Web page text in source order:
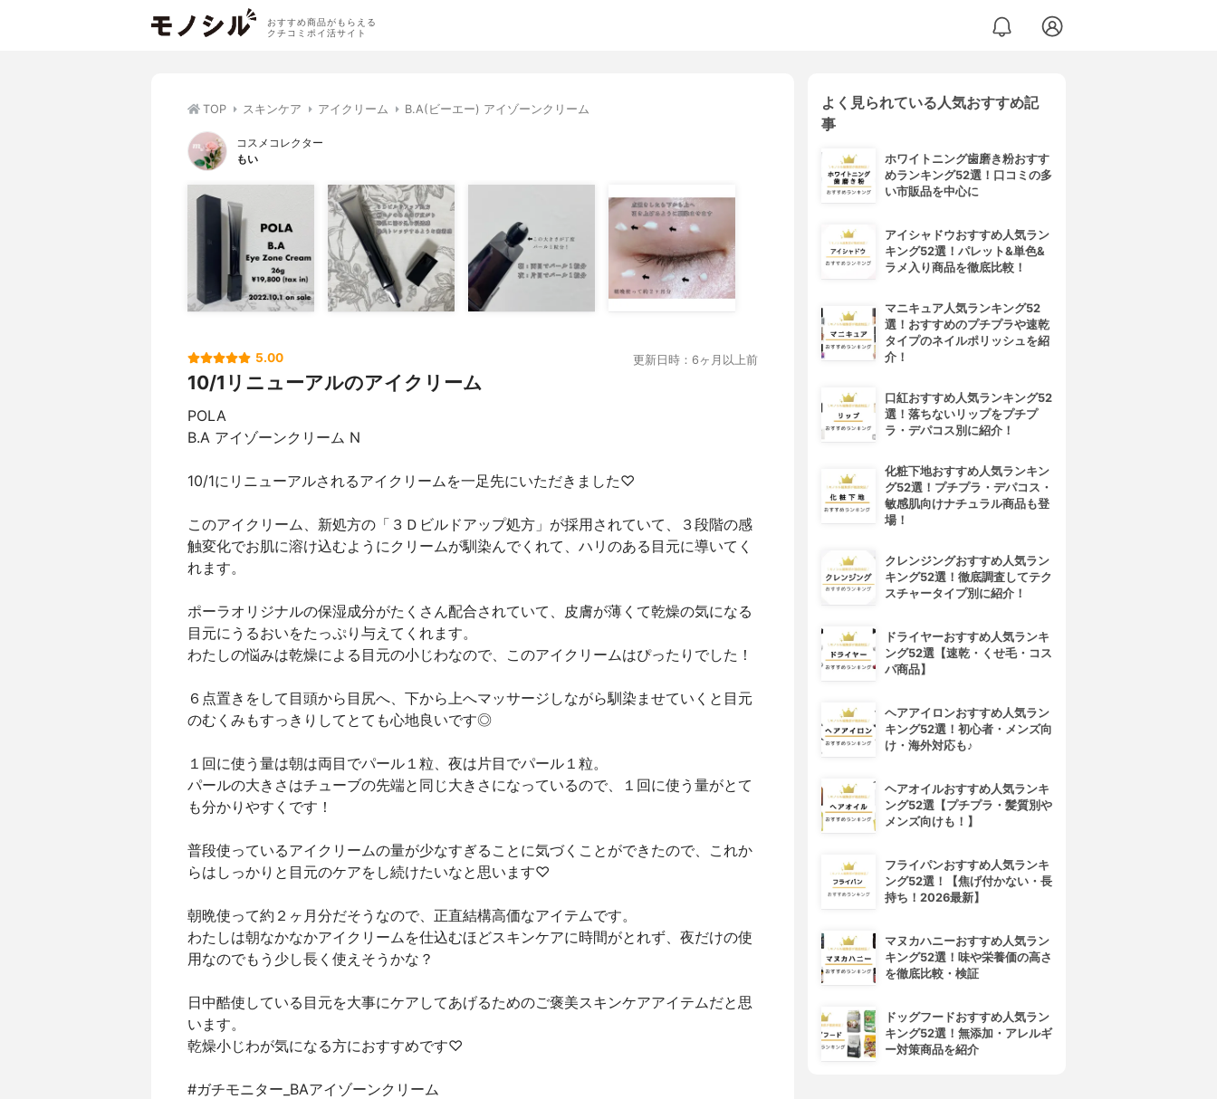
おすすめ商品がもらえる
クチコミポイ活サイト
TOP スキンケア アイクリーム B.A(ビーエー) アイゾーンクリーム
コスメコレクター
もい
5.00 更新日時：6ヶ月以上前
10/1リニューアルのアイクリーム
POLA
B.A アイゾーンクリーム N
10/1にリニューアルされるアイクリームを一足先にいただきました♡
このアイクリーム、新処方の「３Ｄビルドアップ処方」が採用されていて、３段階の感
触変化でお肌に溶け込むようにクリームが馴染んでくれて、ハリのある目元に導いてく
れます。
ポーラオリジナルの保湿成分がたくさん配合されていて、皮膚が薄くて乾燥の気になる
目元にうるおいをたっぷり与えてくれます。
わたしの悩みは乾燥による目元の小じわなので、このアイクリームはぴったりでした！
６点置きをして目頭から目尻へ、下から上へマッサージしながら馴染ませていくと目元
のむくみもすっきりしてとても心地良いです◎
１回に使う量は朝は両目でパール１粒、夜は片目でパール１粒。
パールの大きさはチューブの先端と同じ大きさになっているので、１回に使う量がとて
も分かりやすくです！
普段使っているアイクリームの量が少なすぎることに気づくことができたので、これか
らはしっかりと目元のケアをし続けたいなと思います♡
朝晩使って約２ヶ月分だそうなので、正直結構高価なアイテムです。
わたしは朝なかなかアイクリームを仕込むほどスキンケアに時間がとれず、夜だけの使
用なのでもう少し長く使えそうかな？
日中酷使している目元を大事にケアしてあげるためのご褒美スキンケアアイテムだと思
います。
乾燥小じわが気になる方におすすめです♡
#ガチモニター_BAアイゾーンクリーム
よく見られている人気おすすめ記
事
ホワイトニング歯磨き粉おすす
めランキング52選！口コミの多
い市販品を中心に
アイシャドウおすすめ人気ラン
キング52選！パレット&単色&
ラメ入り商品を徹底比較！
マニキュア人気ランキング52
選！おすすめのプチプラや速乾
タイプのネイルポリッシュを紹
介！
口紅おすすめ人気ランキング52
選！落ちないリップをプチプ
ラ・デパコス別に紹介！
化粧下地おすすめ人気ランキン
グ52選！プチプラ・デパコス・
敏感肌向けナチュラル商品も登
場！
クレンジングおすすめ人気ラン
キング52選！徹底調査してテク
スチャータイプ別に紹介！
ドライヤーおすすめ人気ランキ
ング52選【速乾・くせ毛・コス
パ商品】
ヘアアイロンおすすめ人気ラン
キング52選！初心者・メンズ向
け・海外対応も♪
ヘアオイルおすすめ人気ランキ
ング52選【プチプラ・髪質別や
メンズ向けも！】
フライパンおすすめ人気ランキ
ング52選！【焦げ付かない・長
持ち！2026最新】
マヌカハニーおすすめ人気ラン
キング52選！味や栄養価の高さ
を徹底比較・検証
ドッグフードおすすめ人気ラン
キング52選！無添加・アレルギ
ー対策商品を紹介